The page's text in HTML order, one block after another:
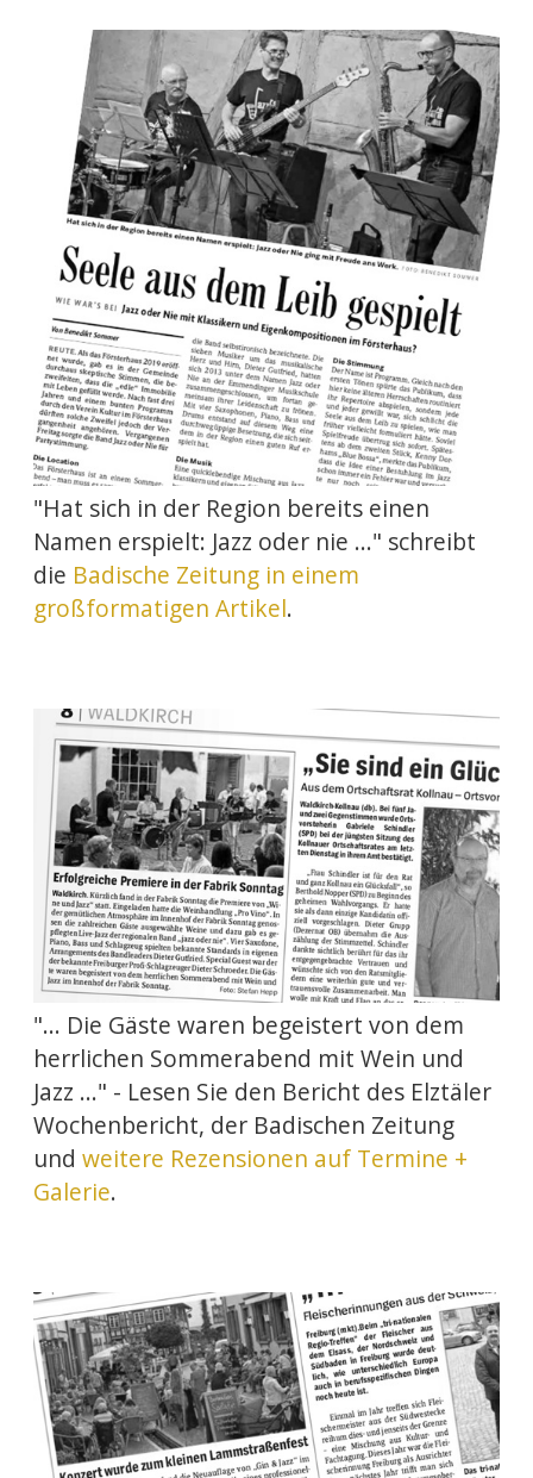
"Hat sich in der Region bereits einen
Namen erspielt: Jazz oder nie ..." schreibt
die Badische Zeitung in einem
großformatigen Artikel.
"... Die Gäste waren begeistert von dem
herrlichen Sommerabend mit Wein und
Jazz ..." - Lesen Sie den Bericht des Elztäler
Wochenbericht, der Badischen Zeitung
undweitere Rezensionen auf Termine +
Galerie.